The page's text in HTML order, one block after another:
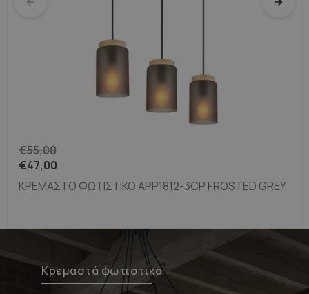
Καφέ φωτιστικά
€55,00
€47,00
ΚΡΕΜΑΣΤΌ ΦΩΤΙΣΤΙΚΌ APP1812-3CP FROSTED GREY
Κρεμαστά φωτιστικά